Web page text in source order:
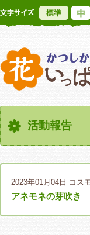
標準
活動報告
2023年01月04日 コス
アネモネの芽吹き